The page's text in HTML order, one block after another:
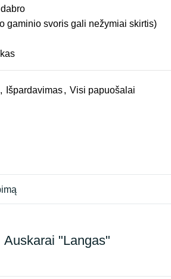
gaminio svoris gali nežymiai skirtis)
, Išpardavimas, Visi papuošalai
Auskarai "Langas"